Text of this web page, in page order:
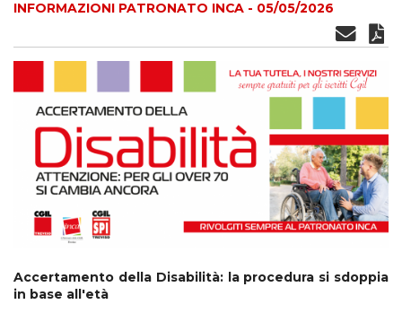
INFORMAZIONI PATRONATO INCA - 05/05/2026
Accertamento della Disabilità: la procedura si sdoppia
in base all'età